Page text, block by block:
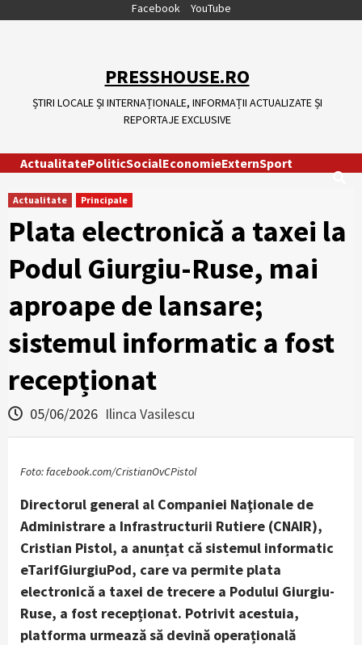
Facebook YouTube
PRESSHOUSE.RO
ȘTIRI LOCALE ȘI INTERNAȚIONALE, INFORMAȚII ACTUALIZATE ȘI
REPORTAJE EXCLUSIVE
ActualitatePoliticSocialEconomieExternSport
Actualitate Principale
Plata electronică a taxei la
Podul Giurgiu-Ruse, mai
aproape de lansare;
sistemul informatic a fost
recepționat
05/06/2026 Ilinca Vasilescu
Foto: facebook.com/CristianOvCPistol
Directorul general al Companiei Naţionale de
Administrare a Infrastructurii Rutiere (CNAIR),
Cristian Pistol, a anunțat că sistemul informatic
eTarifGiurgiuPod, care va permite plata
electronică a taxei de trecere a Podului Giurgiu-
Ruse, a fost recepționat. Potrivit acestuia,
platforma urmează să devină operațională